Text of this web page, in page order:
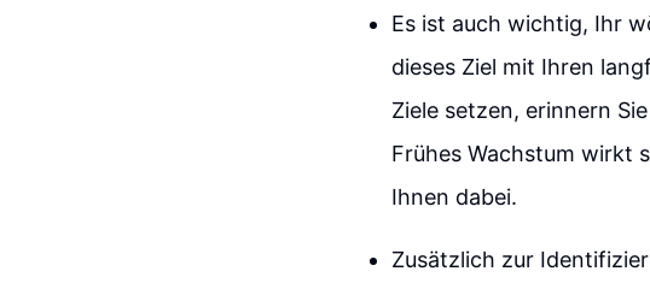
Es ist auch wichtig, Ihr
dieses Ziel mit Ihren
Ziele setzen, erinnern
Frühes Wachstum wirkt
Ihnen dabei.
Zusätzlich zur